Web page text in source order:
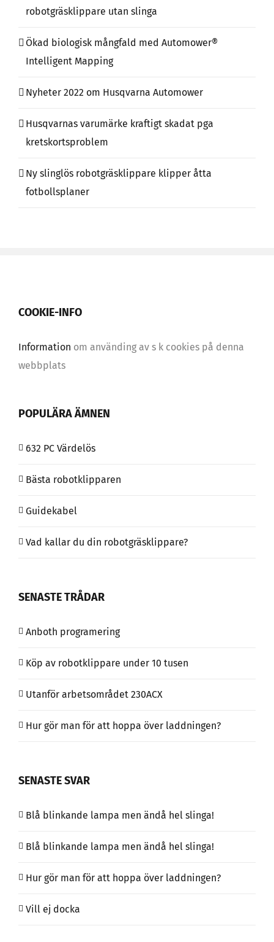
robotgräsklippare utan slinga
Ökad biologisk mångfald med Automower®
Intelligent Mapping
Nyheter 2022 om Husqvarna Automower
Husqvarnas varumärke kraftigt skadat pga
kretskortsproblem
Ny slinglös robotgräsklippare klipper åtta
fotbollsplaner
COOKIE-INFO
Information om använding av s k cookies på denna
webbplats
POPULÄRA ÄMNEN
632 PC Värdelös
Bästa robotklipparen
Guidekabel
Vad kallar du din robotgräsklippare?
SENASTE TRÅDAR
Anboth programering
Köp av robotklippare under 10 tusen
Utanför arbetsområdet 230ACX
Hur gör man för att hoppa över laddningen?
SENASTE SVAR
Blå blinkande lampa men ändå hel slinga!
Blå blinkande lampa men ändå hel slinga!
Hur gör man för att hoppa över laddningen?
Vill ej docka